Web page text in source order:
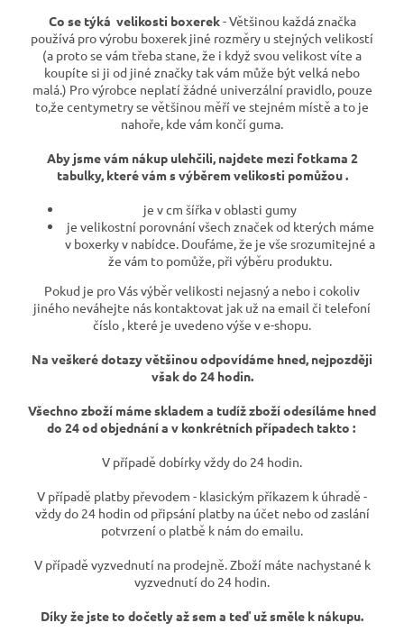
Co se týká velikosti boxerek- Většinou každá značka
používá pro výrobu boxerek jiné rozměry u stejných velikostí
(a proto se vám třeba stane, že i když svou velikost víte a
koupíte si ji od jiné značky tak vám může být velká nebo
malá.) Pro výrobce neplatí žádné univerzální pravidlo, pouze
to,že centymetry se většinou měří ve stejném místě a to je
nahoře, kde vám končí guma.
Aby jsme vám nákup ulehčili, najdete mezi fotkama 2
tabulky, které vám s výběrem velikosti pomůžou .
je v cm šířka v oblasti gumy
je velikostní porovnání všech značek od kterých máme
v boxerky v nabídce. Doufáme, že je vše srozumitejné a
že vám to pomůže, při výběru produktu.
Pokud je pro Vás výběr velikosti nejasný a nebo i cokoliv
jiného neváhejte nás kontaktovat jak už na email či telefoní
číslo , které je uvedeno výše v e-shopu.
Na veškeré dotazy většinou odpovídáme hned, nejpozději
však do 24 hodin.
Všechno zboží máme skladem a tudíž zboží odesíláme hned
do 24 od objednání a v konkrétních případech takto :
V případě dobírky vždy do 24 hodin.
V případě platby převodem - klasickým příkazem k úhradě -
vždy do 24 hodin od připsání platby na účet nebo od zaslání
potvrzení o platbě k nám do emailu.
V případě vyzvednutí na prodejně. Zboží máte nachystané k
vyzvednutí do 24 hodin.
Díky že jste to dočetly až sem a teď už směle k nákupu.